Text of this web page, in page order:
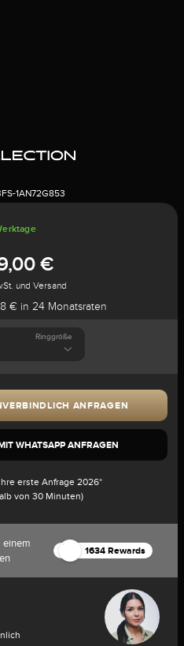
1AN72G853
€
und Versand
€ in 24 Monatsraten
Ringgröße
ANFRAGEN
WHATSAPP ANFRAGEN
erste Anfrage 2026*
von 30 Minuten)
einem
1634 Rewards